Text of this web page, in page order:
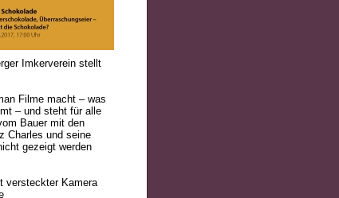
Imkerverein stellt
Filme macht – was
– und steht für alle
Bauer mit den
Charles und seine
gezeigt werden
versteckter Kamera